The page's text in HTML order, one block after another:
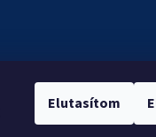
Elutasítom